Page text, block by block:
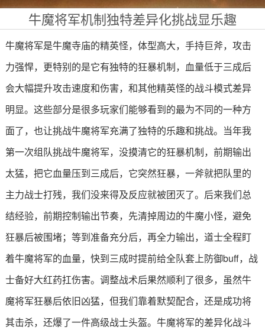
牛魔将军机制独特差异化挑战显乐趣
牛魔将军是牛魔寺庙的精英怪，体型高大，手持巨斧，攻击
力强悍，更特别的是它有独特的狂暴机制，血量低于三成后
会大幅提升攻击速度和伤害，和其他精英怪的战斗模式差异
明显。这些部分是很多玩家们能够看到的最为不同的一种方
面了，也让挑战牛魔将军充满了独特的乐趣和挑战。当年我
第一次组队挑战牛魔将军，没摸清它的狂暴机制，前期输出
太猛，把它血量压到三成后，它突然狂暴，一斧就把队里的
主力战士打残，我们没来得及反应就被团灭了。后来我们总
结经验，前期控制输出节奏，先清掉周边的牛魔小怪，避免
狂暴后被围堵；等到准备充分后，再全力输出，道士全程盯
着牛魔将军的血量，快到三成时提前给全队套上防御buff，战
士备好大红药扛伤害。调整战术后果然顺利了很多，虽然牛
魔将军狂暴后依旧凶猛，但我们靠着默契配合，还是成功将
其击杀，还爆了一件高级战士头盔。牛魔将军的差异化战斗